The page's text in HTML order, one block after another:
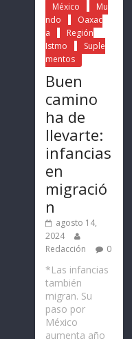
México
Mu
ndo
Oaxac
a
Región
Istmo
Suple
mentos
Buen
camino
ha de
llevarte:
infancias
en
migració
n
agosto 14,
2024
Redacción
0
*Las infancias
también
migran. Su
paso por
México
aumenta año